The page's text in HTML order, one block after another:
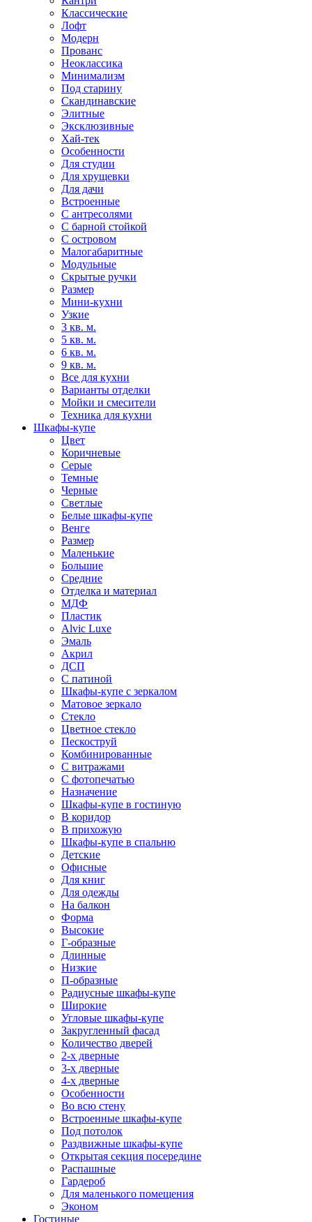
Классические
Лофт
Модерн
Прованс
Неоклассика
Минимализм
Под старину
Скандинавские
Элитные
Эксклюзивные
Хай-тек
Особенности
Для студии
Для хрущевки
Для дачи
Встроенные
С антресолями
С барной стойкой
С островом
Малогабаритные
Модульные
Скрытые ручки
Размер
Мини-кухни
Узкие
3 кв. м.
5 кв. м.
6 кв. м.
9 кв. м.
Все для кухни
Варианты отделки
Мойки и смесители
Техника для кухни
Шкафы-купе
Цвет
Коричневые
Серые
Темные
Черные
Светлые
Белые шкафы-купе
Венге
Размер
Маленькие
Большие
Средние
Отделка и материал
МДФ
Пластик
Alvic Luxe
Эмаль
Акрил
ДСП
С патиной
Шкафы-купе с зеркалом
Матовое зеркало
Стекло
Цветное стекло
Пескоструй
Комбинированные
С витражами
С фотопечатью
Назначение
Шкафы-купе в гостиную
В коридор
В прихожую
Шкафы-купе в спальню
Детские
Офисные
Для книг
Для одежды
На балкон
Форма
Высокие
Г-образные
Длинные
Низкие
П-образные
Радиусные шкафы-купе
Широкие
Угловые шкафы-купе
Закругленный фасад
Количество дверей
2-х дверные
3-х дверные
4-х дверные
Особенности
Во всю стену
Встроенные шкафы-купе
Под потолок
Раздвижные шкафы-купе
Открытая секция посередине
Распашные
Гардероб
Для маленького помещения
Эконом
Гостиные